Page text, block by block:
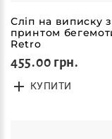
Сліп на виписку з
принтом
Retro
455.00 грн.
КУПИТИ